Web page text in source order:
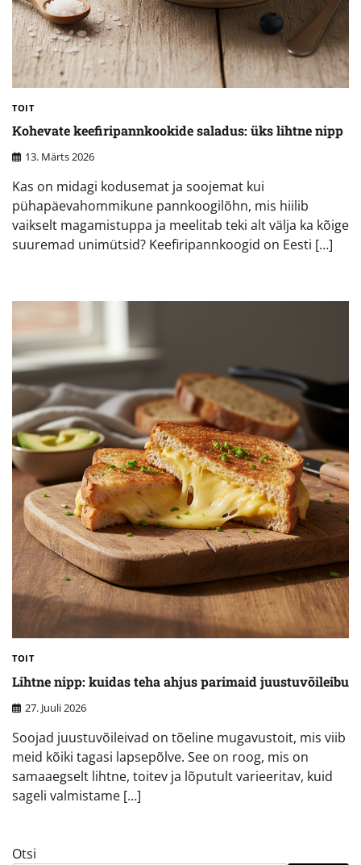
TOIT
Kohevate keefiripannkookide saladus: üks lihtne nipp
13. Märts 2026
Kas on midagi kodusemat ja soojemat kui
pühapäevahommikune pannkoogilõhn, mis hiilib
vaikselt magamistuppa ja meelitab teki alt välja ka kõige
suuremad unimütsid? Keefiripannkoogid on Eesti […]
TOIT
Lihtne nipp: kuidas teha ahjus parimaid juustuvõileibu
27. Juuli 2026
Soojad juustuvõileivad on tõeline mugavustoit, mis viib
meid kõiki tagasi lapsepõlve. See on roog, mis on
samaaegselt lihtne, toitev ja lõputult varieeritav, kuid
sageli valmistame […]
Otsi